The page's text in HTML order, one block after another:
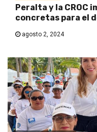
Peralta y la CROC
concretas para el
agosto 2, 2024